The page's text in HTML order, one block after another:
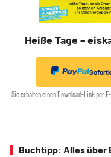
Heiße Tage –
Sie erhalten einen Download-Link per
Buchtipp: Alles über